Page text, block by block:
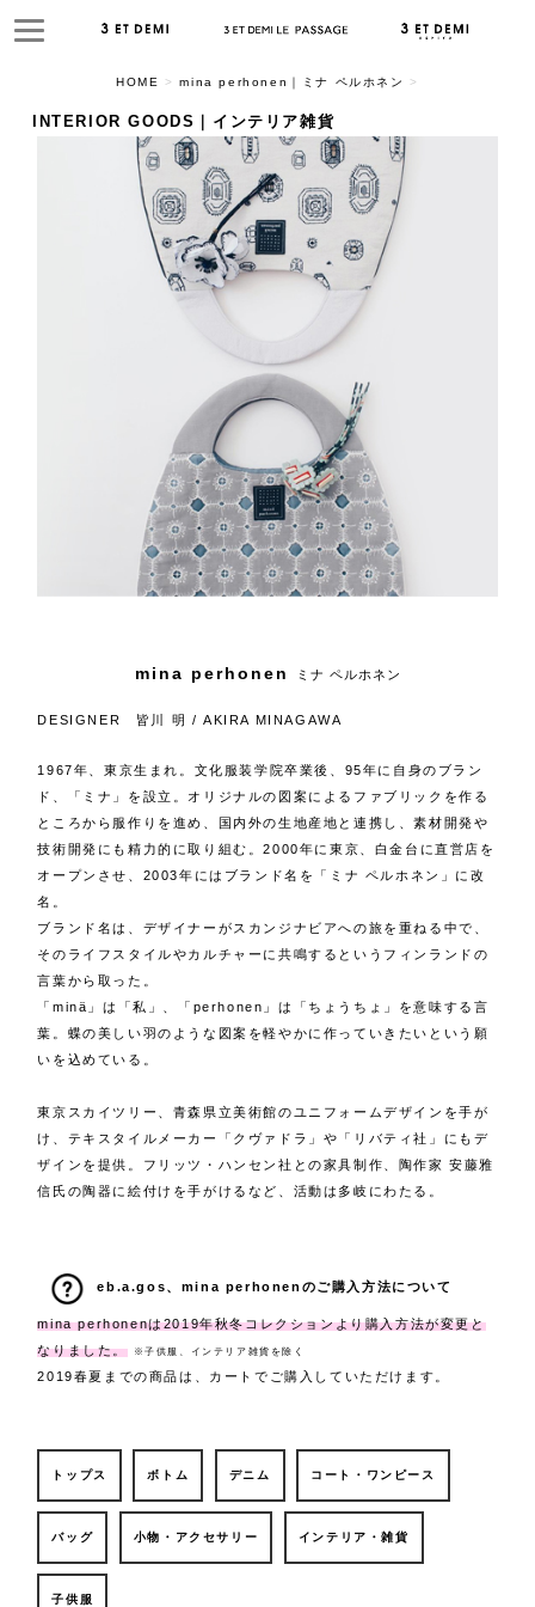
HOME > mina perhonen｜ミナ ペルホネン >
INTERIOR GOODS｜インテリア雑貨
mina perhonen ミナ ペルホネン
DESIGNER 皆川 明 / AKIRA MINAGAWA
1967年、東京生まれ。文化服装学院卒業後、95年に自身のブラン
ド、「ミナ」を設立。オリジナルの図案によるファブリックを作る
ところから服作りを進め、国内外の生地産地と連携し、素材開発や
技術開発にも精力的に取り組む。2000年に東京、白金台に直営店を
オープンさせ、2003年にはブランド名を「ミナ ペルホネン」に改
名。
ブランド名は、デザイナーがスカンジナビアへの旅を重ねる中で、
そのライフスタイルやカルチャーに共鳴するというフィンランドの
言葉から取った。
「minä」は「私」、「perhonen」は「ちょうちょ」を意味する言
葉。蝶の美しい羽のような図案を軽やかに作っていきたいという願
いを込めている。
東京スカイツリー、青森県立美術館のユニフォームデザインを手が
け、テキスタイルメーカー「クヴァドラ」や「リバティ社」にもデ
ザインを提供。フリッツ・ハンセン社との家具制作、陶作家 安藤雅
信氏の陶器に絵付けを手がけるなど、活動は多岐にわたる。
eb.a.gos、mina perhonenのご購入方法について
mina perhonenは2019年秋冬コレクションより購入方法が変更と
なりました。
※子供服、インテリア雑貨を除く
2019春夏までの商品は、カートでご購入していただけます。
トップス ボトム デニム コート・ワンピース
バッグ 小物・アクセサリー インテリア・雑貨
子供服